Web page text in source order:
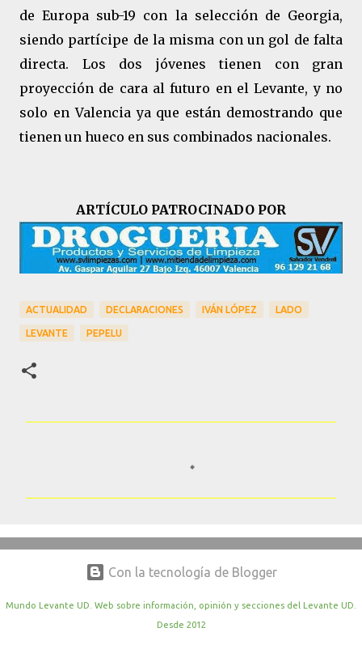
de Europa sub-19 con la selección de Georgia,
siendo partícipe de la misma con un gol de falta
directa. Los dos jóvenes tienen con gran
proyección de cara al futuro en el Levante, y no
solo en Valencia ya que están demostrando que
tienen un hueco en sus combinados nacionales.
ARTÍCULO PATROCINADO POR
ACTUALIDAD DECLARACIONES IVÁN LÓPEZ LADO
LEVANTE PEPELU
n
r
Con la tecnología de Blogger
Mundo Levante UD. Web sobre información, opinión y secciones del Levante UD.
Desde 2012